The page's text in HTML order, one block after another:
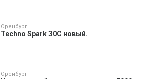
Оренбург
Techno Spark 30C новый.
Оренбург